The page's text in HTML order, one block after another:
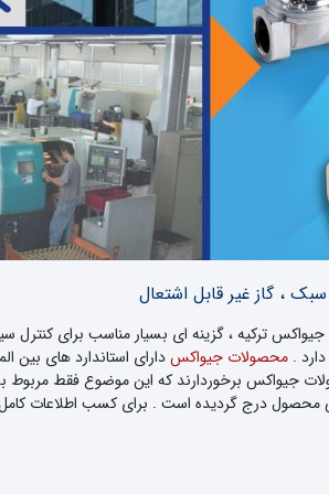
، گاز غیر قابل اشتعال
ترکیه ، گزینه ای بسیار مناسب برای کنترل
. محصولات جیواکسدارای استاندارد های بین
جیواکس برخوردارند که این موضوع فقط مربوط
درج گردیده است . برای کسب اطلاعات کامل ،